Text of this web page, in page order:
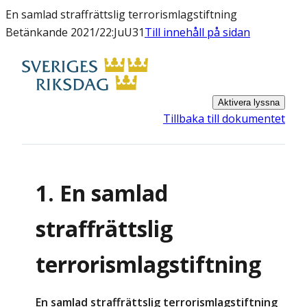
En samlad straffrättslig terrorismlagstiftning
Betänkande 2021/22:JuU31Till innehåll på sidan
Aktivera lyssna
Tillbaka till dokumentet
1. En samlad
straffrättslig
terrorismlagstiftning
En samlad straffrättslig terrorismlagstiftning